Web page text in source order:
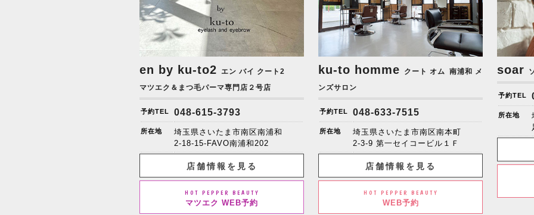
en by ku-to2
エン バイ クート2
マツエク＆まつ毛パーマ専門店２号店
予約TEL 048-615-3793
所在地
埼玉県さいたま市南区南浦和
2-18-15-FAVO南浦和202
店舗情報を見る
HOT PEPPER BEAUTY
マツエク WEB予約
ku-to homme クート オム 南浦和 メ
ンズサロン
予約TEL 048-633-7515
所在地
埼玉県さいたま市南区南本町
2-3-9 第一セイコービル１Ｆ
店舗情報を見る
HOT PEPPER BEAUTY
WEB予約
soar
予約TEL
所在地